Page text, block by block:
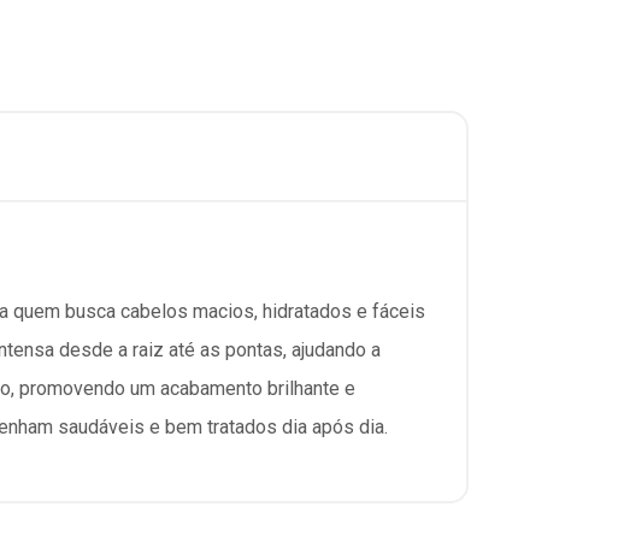
quem busca cabelos macios, hidratados e fáceis
desde a raiz até as pontas, ajudando a
promovendo um acabamento brilhante e
saudáveis e bem tratados dia após dia.